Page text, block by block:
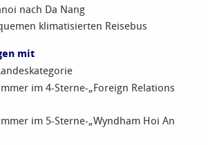
nach Da Nang
klimatisierten Reisebus
mit
im 4-Sterne-„Foreign Relations
im 5-Sterne-„Wyndham Hoi An